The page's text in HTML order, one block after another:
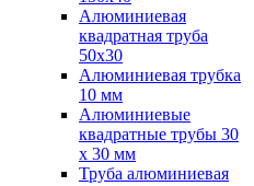
Алюминиевая
квадратная труба
50х30
Алюминиевая трубка
10 мм
Алюминиевые
квадратные трубы 30
х 30 мм
Труба алюминиевая